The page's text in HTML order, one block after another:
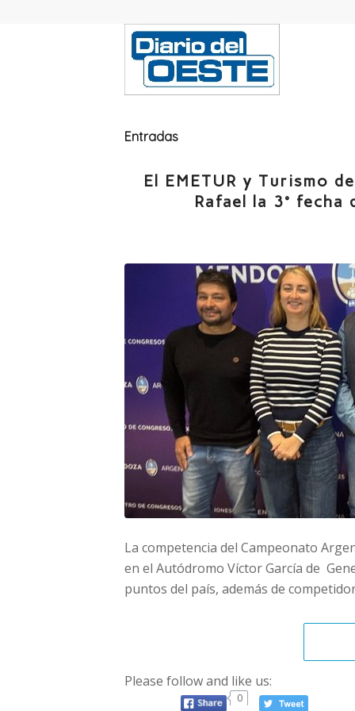
Entradas
El EMETUR y Turismo
Rafael la 3° fecha
La competencia del Campeonato
en el Autódromo Víctor García de
puntos del país, además de
Please follow and like us:
0